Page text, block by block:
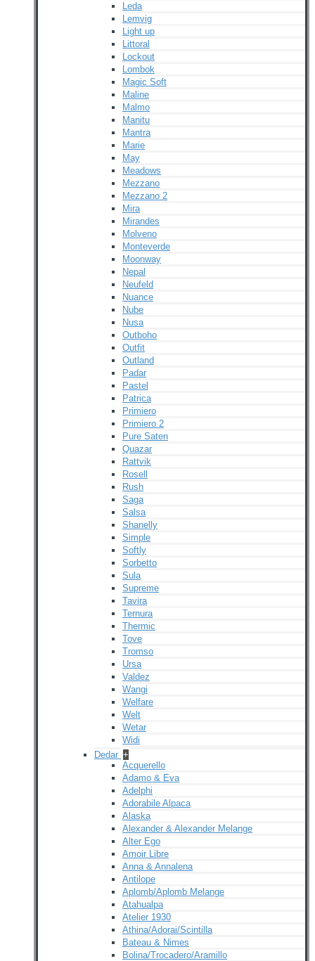
Leda
Lemvig
Light up
Littoral
Lockout
Lombok
Magic Soft
Maline
Malmo
Manitu
Mantra
Marie
May
Meadows
Mezzano
Mezzano 2
Mira
Mirandes
Molveno
Monteverde
Moonway
Nepal
Neufeld
Nuance
Nube
Nusa
Outboho
Outfit
Outland
Padar
Pastel
Patrica
Primiero
Primiero 2
Pure Saten
Quazar
Rattvik
Rosell
Rush
Saga
Salsa
Shanelly
Simple
Softly
Sorbetto
Sula
Supreme
Tavira
Ternura
Thermic
Tove
Tromso
Ursa
Valdez
Wangi
Welfare
Welt
Wetar
Widi
Dedar +
Acquerello
Adamo & Eva
Adelphi
Adorabile Alpaca
Alaska
Alexander & Alexander Melange
Alter Ego
Amoir Libre
Anna & Annalena
Antilope
Aplomb/Aplomb Melange
Atahualpa
Atelier 1930
Athina/Adorai/Scintilla
Bateau & Nimes
Bolina/Trocadero/Aramillo